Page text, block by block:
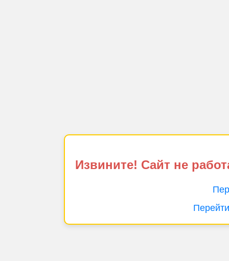
Извините! Сайт не